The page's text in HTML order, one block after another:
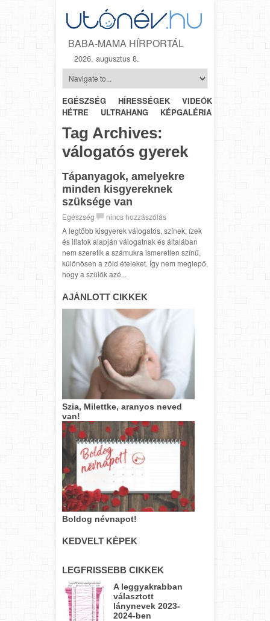
BABA-MAMA HÍRPORTÁL
2026. augusztus 8.
EGÉSZSÉG HÍRESSÉGEK VIDEÓK
HÉTRŐL-
HÉTRE
ULTRAHANG KÉPGALÉRIA
Tag Archives:
válogatós gyerek
Tápanyagok, amelyekre
minden kisgyereknek
szüksége van
Egészség
nincs hozzászólás
A legtöbb kisgyerek válogatós, színek, ízek
és illatok alapján válogatnak és általában
nem szeretik a számukra ismeretlen színű,
különösen a zöld ételeket. Így nem meglepő,
hogy a szülők azé...
AJÁNLOTT CIKKEK
Szia, Milettke, aranyos neved
van!
Boldog névnapot!
KEDVELT KÉPEK
LEGFRISSEBB CIKKEK
A leggyakrabban
választott
lánynevek 2023-
2024-ben